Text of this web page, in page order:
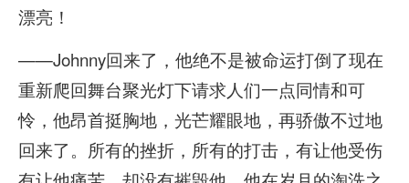
漂亮！
——Johnny回来了，他绝不是被命运打倒了现在
重新爬回舞台聚光灯下请求人们一点同情和可
怜，他昂首挺胸地，光芒耀眼地，再骄傲不过地
回来了。所有的挫折，所有的打击，有让他受伤